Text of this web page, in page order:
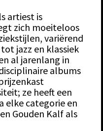
artiest is
zich moeiteloos
variërend
jazz en klassiek
al jarenlang in
albums
ze heeft een
elke categorie en
Gouden Kalf als